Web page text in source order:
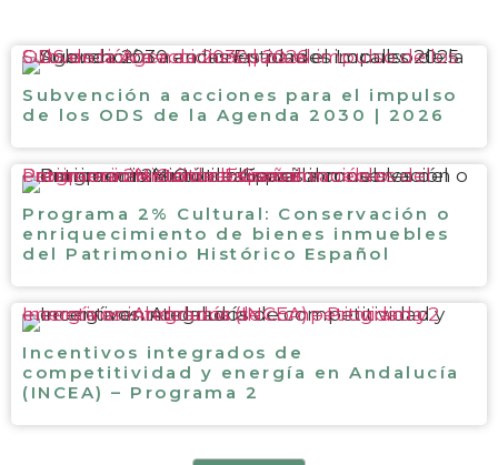
Subvención a acciones para el impulso de los ODS de la Agenda 2030 | 2026
Subvención a acciones para el impulso
de los ODS de la Agenda 2030 | 2026
Programa 2% Cultural: Conservación o enriquecimiento de bienes inmuebles del Patrimonio Histórico Español
Programa 2% Cultural: Conservación o
enriquecimiento de bienes inmuebles
del Patrimonio Histórico Español
Incentivos integrados de competitividad y energía en Andalucía (INCEA) – Programa 2
Incentivos integrados de
competitividad y energía en Andalucía
(INCEA) – Programa 2